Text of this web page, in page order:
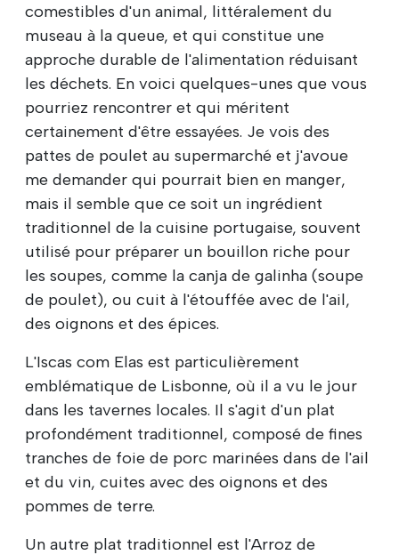
comestibles d'un animal, littéralement du
museau à la queue, et qui constitue une
approche durable de l'alimentation réduisant
les déchets. En voici quelques-unes que vous
pourriez rencontrer et qui méritent
certainement d'être essayées. Je vois des
pattes de poulet au supermarché et j'avoue
me demander qui pourrait bien en manger,
mais il semble que ce soit un ingrédient
traditionnel de la cuisine portugaise, souvent
utilisé pour préparer un bouillon riche pour
les soupes, comme la canja de galinha (soupe
de poulet), ou cuit à l'étouffée avec de l'ail,
des oignons et des épices.
L'Iscas com Elas est particulièrement
emblématique de Lisbonne, où il a vu le jour
dans les tavernes locales. Il s'agit d'un plat
profondément traditionnel, composé de fines
tranches de foie de porc marinées dans de l'ail
et du vin, cuites avec des oignons et des
pommes de terre.
Un autre plat traditionnel est l'Arroz de